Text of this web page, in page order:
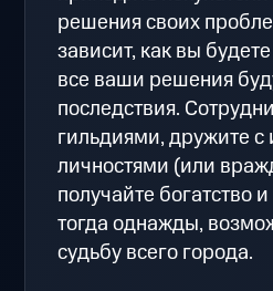
решения своих
зависит, как вы
все ваши решения
последствия.
гильдиями, дружите с
личностями (или
получайте богатство
тогда однажды,
судьбу всего города.